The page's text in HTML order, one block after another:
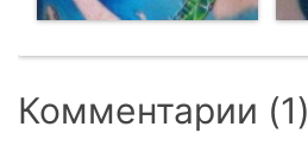
Комментарии (1)